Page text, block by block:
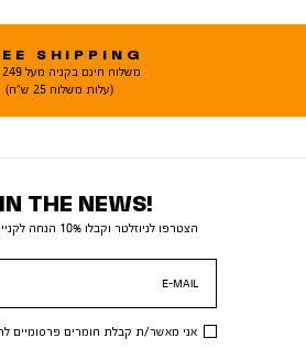
SHIPPING
משלוח חינם בקניה מעל 249 ש"ח
(עלות משלוח 25 ש"ח)
THE NEWS!
הצטרפו לניוזלטר וקבלו 10% הנחה לקנייה ראשונה באתר
E-MAIL
אני מאשר/ת קבלת חומרים פרסומיים